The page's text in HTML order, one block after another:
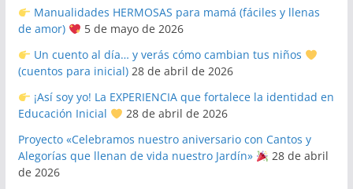
Manualidades HERMOSAS para mamá (fáciles y llenas
de amor)
5 de mayo de 2026
Un cuento al día… y verás cómo cambian tus niños
(cuentos para inicial) 28 de abril de 2026
¡Así soy yo! La EXPERIENCIA que fortalece la identidad en
Educación Inicial
28 de abril de 2026
Proyecto «Celebramos nuestro aniversario con Cantos y
Alegorías que llenan de vida nuestro Jardín»
28 de abril
de 2026